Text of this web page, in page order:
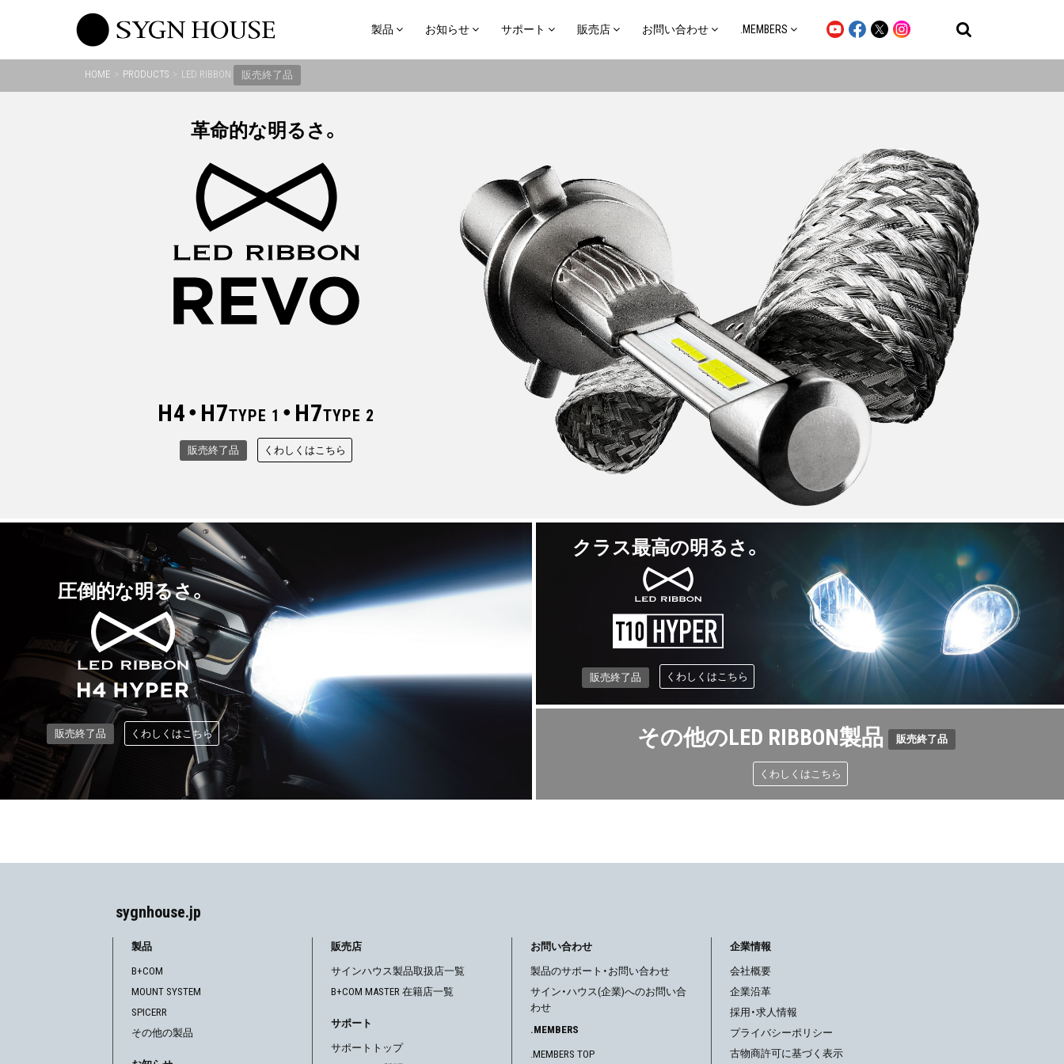
製品 お知らせ サポート 販売店 お問い合わせ .MEMBERS
HOME PRODUCTS LED RIBBON 販売終了品
革命的な明るさ。
H4・H7TYPE 1 ・ H7TYPE 2
販売終了品 くわしくはこちら
圧倒的な明るさ。
販売終了品 くわしくはこちら
クラス最高の明るさ。
販売終了品 くわしくはこちら
その他のLED RIBBON製品 販売終了品
くわしくはこちら
sygnhouse.jp
製品
B+COM
MOUNT SYSTEM
SPICERR
その他の製品
販売店
サインハウス製品取扱店一覧
B+COM MASTER 在籍店一覧
サポート
サポートトップ
お問い合わせ
製品のサポート・お問い合わせ
サイン・ハウス(企業)へのお問い合
わせ
.MEMBERS
.MEMBERS TOP
企業情報
会社概要
企業沿革
採用・求人情報
プライバシーポリシー
古物商許可に基づく表示